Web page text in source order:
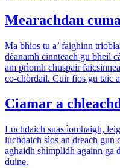
Mearachdan
Ma bhios tu a’ faighinn
dèanamh cinnteach gu bheil
am prìomh chuspair
co-chòrdail. Cuir fios gu taic
Ciamar a
Luchdaich suas ìomhaigh,
luchdaich sìos an dreach gun
aghaidh shìmplidh againn ga
duine.